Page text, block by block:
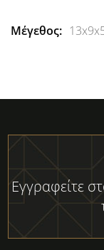
Εγγραφείτε